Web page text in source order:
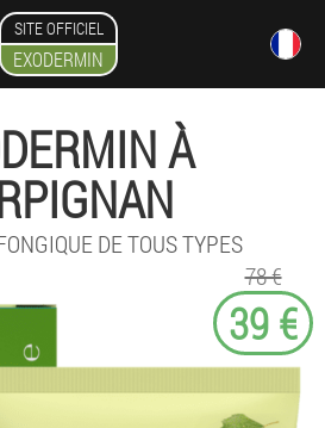
SITE OFFICIEL
EXODERMIN
À
DE TOUS TYPES
78 €
39 €